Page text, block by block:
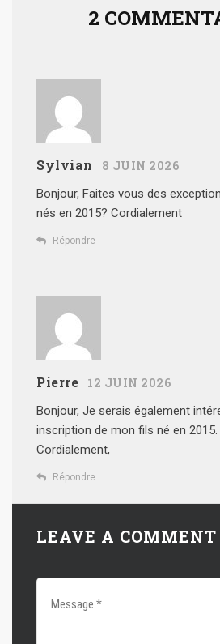
2
Sylvian 8 JUIN 2026
Bonjour, Faites vous des
nés en 2015? Cordialement
Répondre
Pierre 12 JUIN 2026
Bonjour, Je serais également
inscription de mon fils né en 2015.
Cordialement,
Répondre
LEAVE A COMMENT